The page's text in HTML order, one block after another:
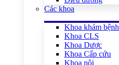
Các khoa
Khoa khám bệnh
Khoa CLS
Khoa Dược
Khoa Cấp cứu
Khoa nội